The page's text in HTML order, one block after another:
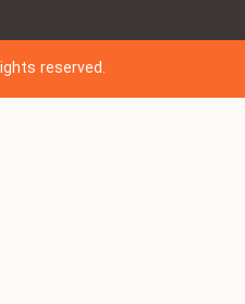
reserved.